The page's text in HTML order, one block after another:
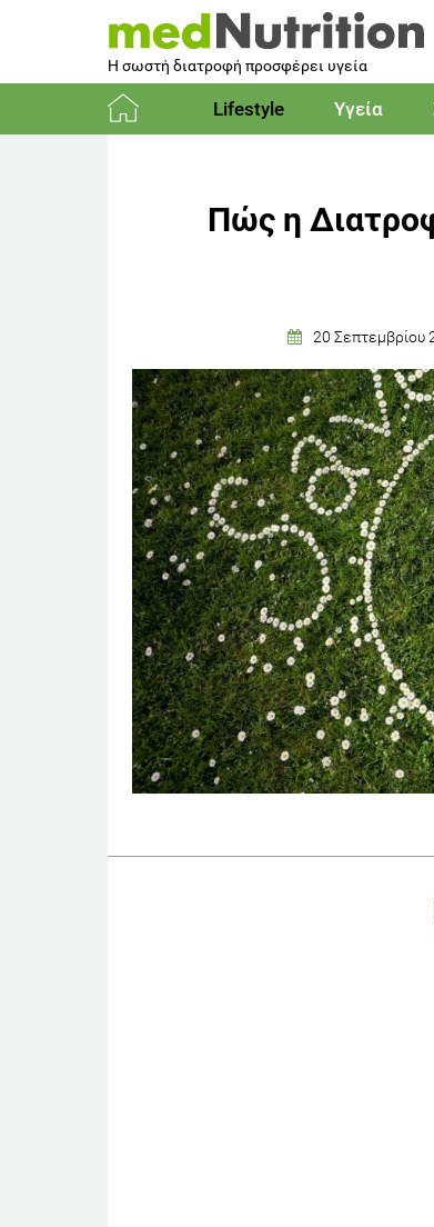
Η σωστή διατροφή προσφέρει υγεία
Lifestyle Υγεία
Πώς η
20 Σεπτεμβρίου